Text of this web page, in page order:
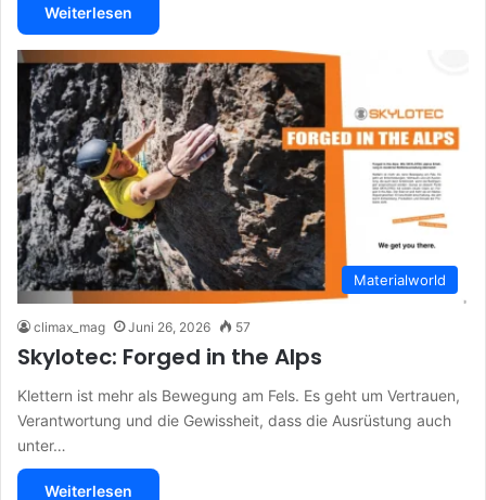
Weiterlesen
Materialworld
climax_mag Juni 26, 2026 57
Skylotec: Forged in the Alps
Klettern ist mehr als Bewegung am Fels. Es geht um Vertrauen,
Verantwortung und die Gewissheit, dass die Ausrüstung auch
unter…
Weiterlesen